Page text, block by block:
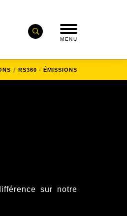
MENU
RS360 - ÉMISSIONS
sur notre